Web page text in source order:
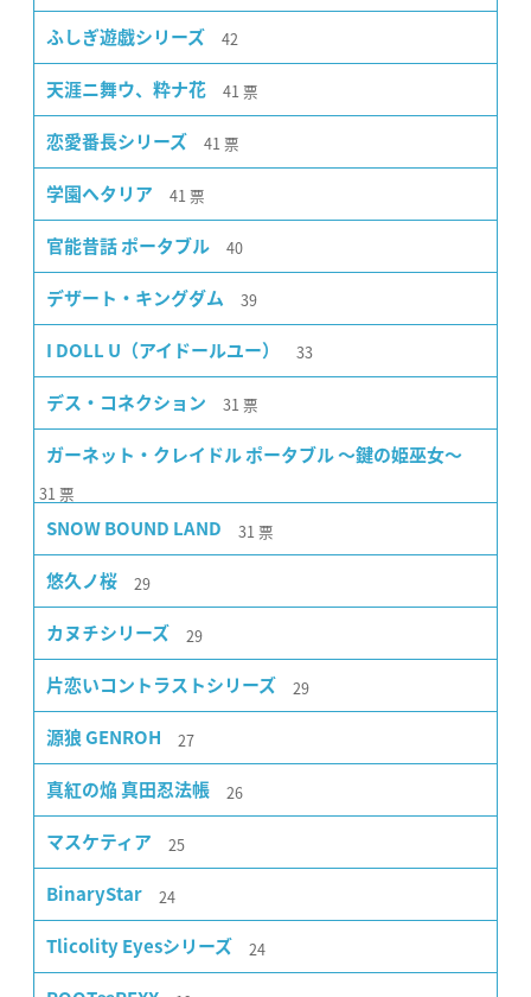
ふしぎ遊戯シリーズ 42
天涯ニ舞ウ、粋ナ花 41 票
恋愛番長シリーズ 41 票
学園ヘタリア 41 票
官能昔話 ポータブル 40
デザート・キングダム 39
I DOLL U（アイドールユー） 33
デス・コネクション 31 票
ガーネット・クレイドル ポータブル 〜鍵の姫巫女〜
31 票
SNOW BOUND LAND 31 票
悠久ノ桜 29
カヌチシリーズ 29
片恋いコントラストシリーズ 29
源狼 GENROH 27
真紅の焔 真田忍法帳 26
マスケティア 25
BinaryStar 24
Tlicolity Eyesシリーズ 24